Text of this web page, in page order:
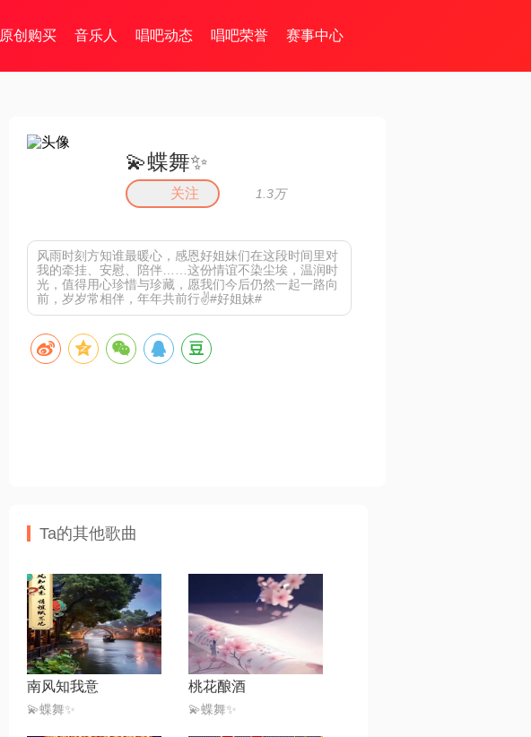
原创购买 音乐人 唱吧动态 唱吧荣誉 赛事中心
💫蝶舞✨
关注 1.3万
风雨时刻方知谁最暖心，感恩好姐妹们在这段时间里对
我的牵挂、安慰、陪伴……这份情谊不染尘埃，温润时
光，值得用心珍惜与珍藏，愿我们今后仍然一起一路向
前，岁岁常相伴，年年共前行✌️#好姐妹#
Ta的其他歌曲
南风知我意
💫蝶舞✨
桃花酿酒
💫蝶舞✨